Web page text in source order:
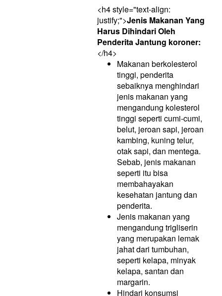
<h4 style="text-align:
justify;">Jenis Makanan Yang
Harus Dihindari Oleh
Penderita Jantung koroner:
</h4>
Makanan berkolesterol
tinggi, penderita
sebaiknya menghindari
jenis makanan yang
mengandung kolesterol
tinggi seperti cumi-cumi,
belut, jeroan sapi, jeroan
kambing, kuning telur,
otak sapi, dan mentega.
Sebab, jenis makanan
seperti itu bisa
membahayakan
kesehatan jantung dan
penderita.
Jenis makanan yang
mengandung trigliserin
yang merupakan lemak
jahat dari tumbuhan,
seperti kelapa, minyak
kelapa, santan dan
margarin.
Hindari konsumsi